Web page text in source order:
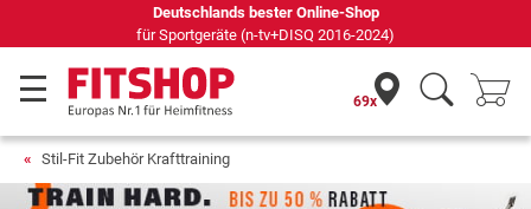
Deutschlands bester Online-Shop
für Sportgeräte (n-tv+DISQ 2016-2024)
69x
Stil-Fit Zubehör Krafttraining